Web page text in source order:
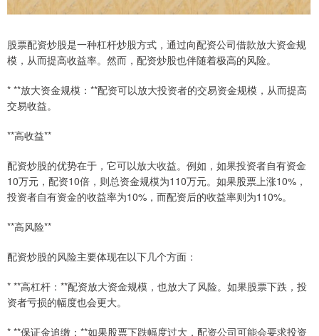
股票配资炒股是一种杠杆炒股方式，通过向配资公司借款放大资金规
模，从而提高收益率。然而，配资炒股也伴随着极高的风险。
* **放大资金规模：**配资可以放大投资者的交易资金规模，从而提高
交易收益。
**高收益**
配资炒股的优势在于，它可以放大收益。例如，如果投资者自有资金
10万元，配资10倍，则总资金规模为110万元。如果股票上涨10%，
投资者自有资金的收益率为10%，而配资后的收益率则为110%。
**高风险**
配资炒股的风险主要体现在以下几个方面：
* **高杠杆：**配资放大资金规模，也放大了风险。如果股票下跌，投
资者亏损的幅度也会更大。
* **保证金追缴：**如果股票下跌幅度过大，配资公司可能会要求投资